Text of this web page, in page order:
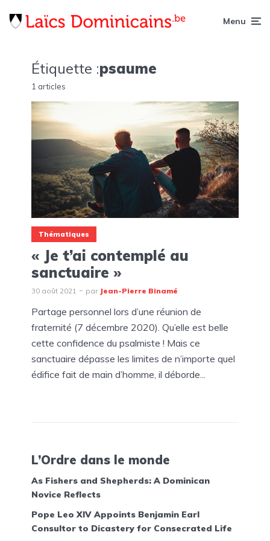
Menu
Étiquette :psaume
1 articles
Thématiques
« Je t’ai contemplé au
sanctuaire »
30 août 2021 par Jean-Pierre Binamé
Partage personnel lors d’une réunion de
fraternité (7 décembre 2020). Qu’elle est belle
cette confidence du psalmiste ! Mais ce
sanctuaire dépasse les limites de n’importe quel
édifice fait de main d’homme, il déborde...
L’Ordre dans le monde
As Fishers and Shepherds: A Dominican
Novice Reflects
Pope Leo XIV Appoints Benjamin Earl
Consultor to Dicastery for Consecrated Life